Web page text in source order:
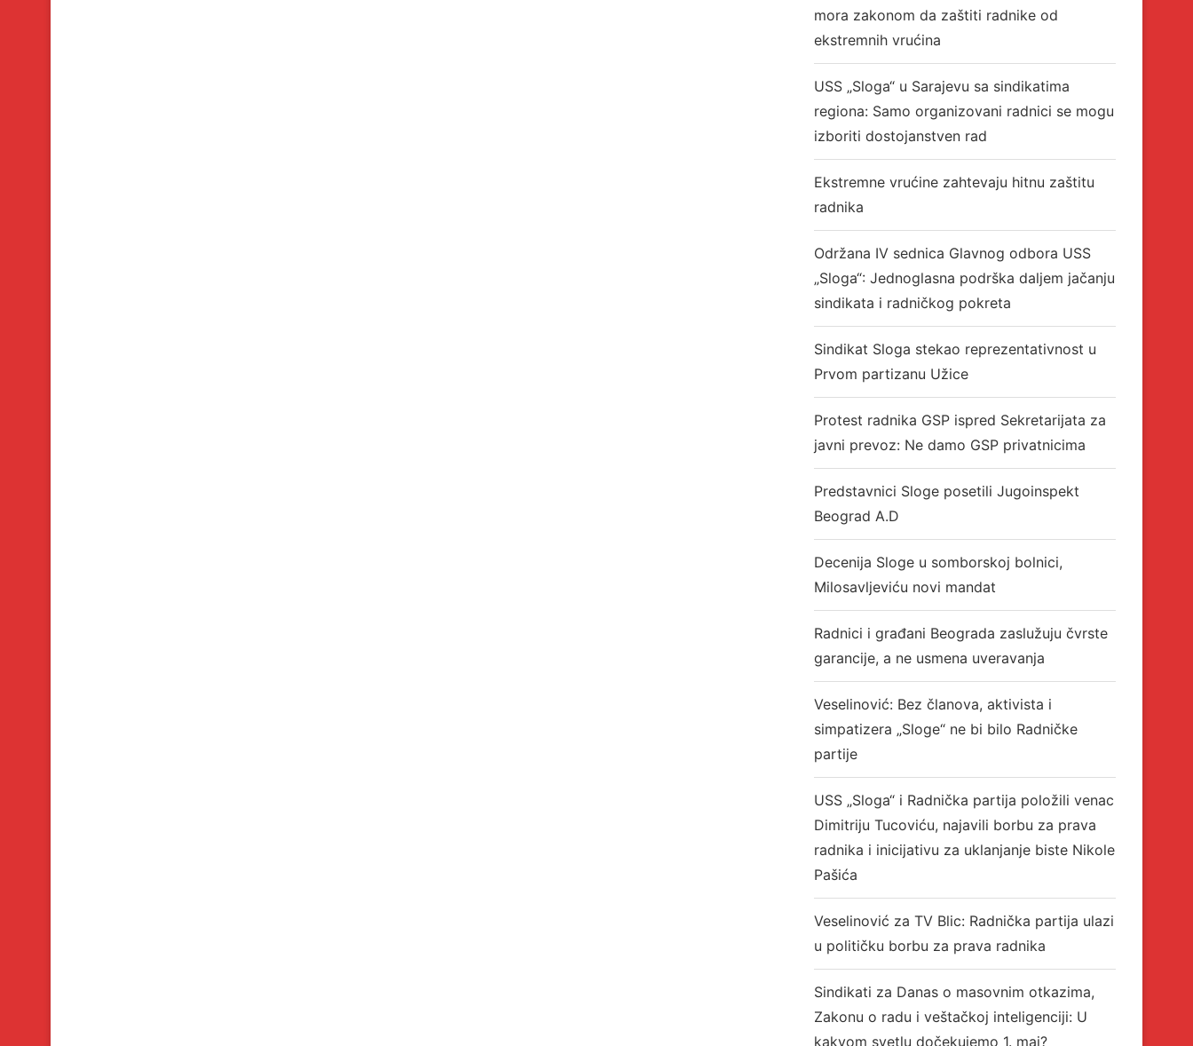
mora zakonom da zaštiti radnike od
ekstremnih vrućina
USS „Sloga“ u Sarajevu sa sindikatima
regiona: Samo organizovani radnici se mogu
izboriti dostojanstven rad
Ekstremne vrućine zahtevaju hitnu zaštitu
radnika
Održana IV sednica Glavnog odbora USS
„Sloga“: Jednoglasna podrška daljem jačanju
sindikata i radničkog pokreta
Sindikat Sloga stekao reprezentativnost u
Prvom partizanu Užice
Protest radnika GSP ispred Sekretarijata za
javni prevoz: Ne damo GSP privatnicima
Predstavnici Sloge posetili Jugoinspekt
Beograd A.D
Decenija Sloge u somborskoj bolnici,
Milosavljeviću novi mandat
Radnici i građani Beograda zaslužuju čvrste
garancije, a ne usmena uveravanja
Veselinović: Bez članova, aktivista i
simpatizera „Sloge“ ne bi bilo Radničke
partije
USS „Sloga“ i Radnička partija položili venac
Dimitriju Tucoviću, najavili borbu za prava
radnika i inicijativu za uklanjanje biste Nikole
Pašića
Veselinović za TV Blic: Radnička partija ulazi
u političku borbu za prava radnika
Sindikati za Danas o masovnim otkazima,
Zakonu o radu i veštačkoj inteligenciji: U
kakvom svetlu dočekujemo 1. maj?